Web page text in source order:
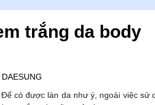
trắng da body
có được làn da như ý, ngoài việc sử